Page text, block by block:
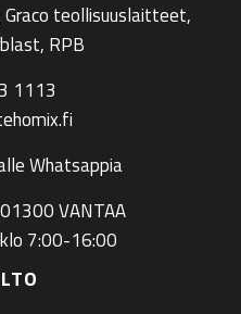
teollisuuslaitteet,
RPB
1113
Whatsappia
VANTAA
7:00-16:00